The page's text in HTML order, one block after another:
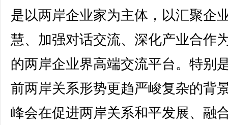
是以两岸企业家为主体，以汇聚企
慧、加强对话交流、深化产业合作
的两岸企业界高端交流平台。特别
前两岸关系形势更趋严峻复杂的背
峰会在促进两岸关系和平发展、融